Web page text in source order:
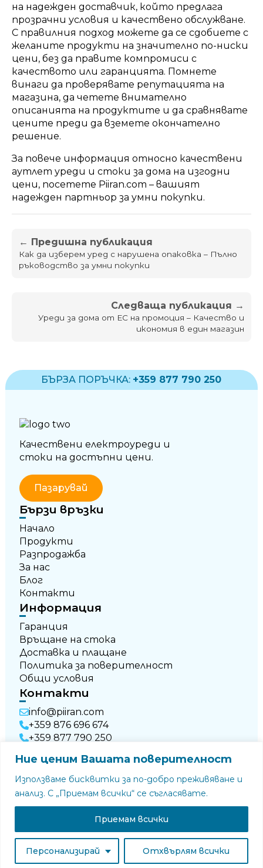
Ние ценим Вашата поверителност
Използваме бисквитки за по-добро преживяване и
анализ. С „Приемам всички“ се съгласявате.
Персонализирай Отхвърлям всички
Приемам всички
на надежден доставчик, който предлага
прозрачни условия и качествено обслужване.
С правилния подход можете да се сдобиете с
желаните продукти на значително по-ниски
цени, без да правите компромиси с
качеството или гаранцията. Помнете
винаги да проверявате репутацията на
магазина, да четете внимателно
описанията на продуктите и да сравнявате
цените преди да вземете окончателно
решение.
За повече информация относно качествени
аутлет уреди и стоки за дома на изгодни
цени, посетете Piiran.com – вашият
надежден партньор за умни покупки.
← Предишна публикация
Как да изберем уред с нарушена опаковка – Пълно
ръководство за умни покупки
Следваща публикация →
Уреди за дома от ЕС на промоция – Качество и
икономия в един магазин
БЪРЗА ПОРЪЧКА: +359 877 790 250
Качествени електроуреди и
стоки на достъпни цени.
Пазарувай
Бързи връзки
Начало
Продукти
Разпродажба
За нас
Блог
Контакти
Информация
Гаранция
Връщане на стока
Доставка и плащане
Политика за поверителност
Общи условия
Контакти
info@piiran.com
+359 876 696 674
+359 877 790 250
© Всички права запазени
Уебсайт отStudio New Era